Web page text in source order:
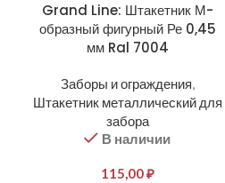
Grand Line: Штакетник М-
образный фигурный Ре 0,45
мм Ral 7004
Заборы и ограждения,
Штакетник металлический для
забора
В наличии
115,00₽